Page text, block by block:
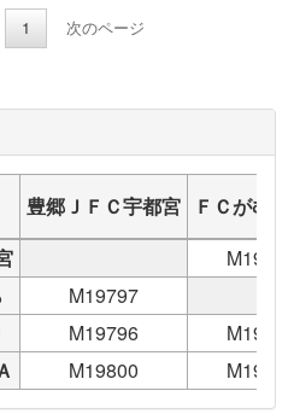
1 次のページ
豊郷ＪＦＣ宇都宮
ＦＣがむ
M19797
M19796
M19800